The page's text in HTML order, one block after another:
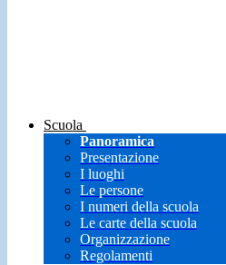
Scuola
Panoramica
Presentazione
I luoghi
Le persone
I numeri della scuola
Le carte della scuola
Organizzazione
Regolamenti